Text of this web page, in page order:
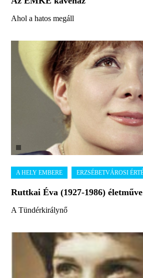
Ahol a hatos megáll
Ruttkai Éva (1927-1986) életműve
A Tündérkirálynő